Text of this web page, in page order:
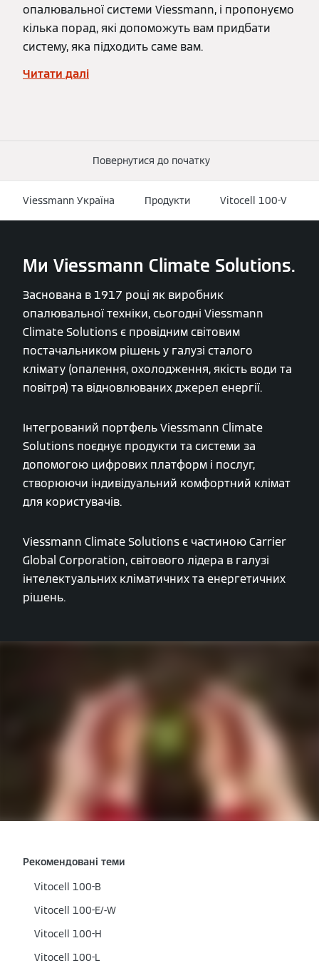
опалювальної системи Viessmann, і пропонуємо
кілька порад, які допоможуть вам придбати
систему, яка підходить саме вам.
Читати далі
Повернутися до початку
Viessmann Україна Продукти Vitocell 100-V
Ми Viessmann Climate Solutions.
Заснована в 1917 році як виробник
опалювальної техніки, сьогодні Viessmann
Climate Solutions є провідним світовим
постачальником рішень у галузі сталого
клімату (опалення, охолодження, якість води та
повітря) та відновлюваних джерел енергії.
Інтегрований портфель Viessmann Climate
Solutions поєднує продукти та системи за
допомогою цифрових платформ і послуг,
створюючи індивідуальний комфортний клімат
для користувачів.
Viessmann Climate Solutions є частиною Carrier
Global Corporation, світового лідера в галузі
інтелектуальних кліматичних та енергетичних
рішень.
Рекомендовані теми
Vitocell 100-B
Vitocell 100-E/-W
Vitocell 100-H
Vitocell 100-L